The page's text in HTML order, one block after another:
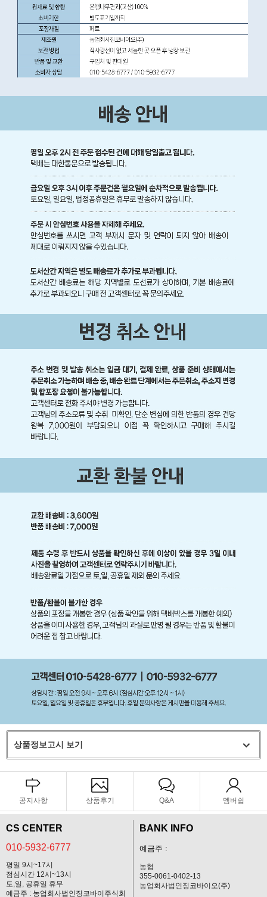
상품정보고시 보기
공지사항 상품후기 Q&A 멤버쉽
CS CENTER
010-5932-6777
평일 9시~17시
점심시간 12시~13시
토,일, 공휴일 휴무
예금주 : 농업회사법인징코바이주식회
BANK INFO
예금주 :
농협
355-0061-0402-13
농업회사법인징코바이오(주)